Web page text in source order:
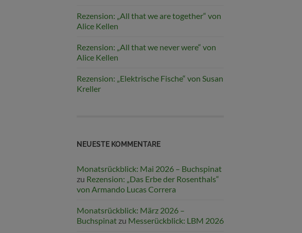
Rezension: „All that we are together“ von
Alice Kellen
Rezension: „All that we never were“ von
Alice Kellen
Rezension: „Elektrische Fische“ von Susan
Kreller
NEUESTE KOMMENTARE
Monatsrückblick: Mai 2026 – Buchspinat
zu Rezension: „Das Erbe der Rosenthals“
von Armando Lucas Correra
Monatsrückblick: März 2026 –
Buchspinat zu Messerückblick: LBM 2026